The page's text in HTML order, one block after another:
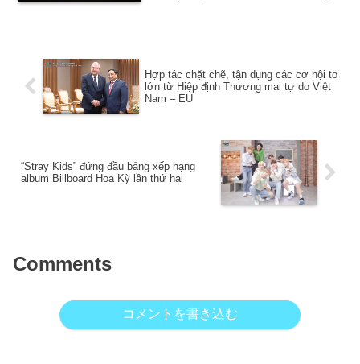
Hợp tác chặt chẽ, tận dụng các cơ hội to
lớn từ Hiệp định Thương mại tự do Việt
Nam – EU
“Stray Kids” đứng đầu bảng xếp hạng
album Billboard Hoa Kỳ lần thứ hai
Comments
コメントを書き込む